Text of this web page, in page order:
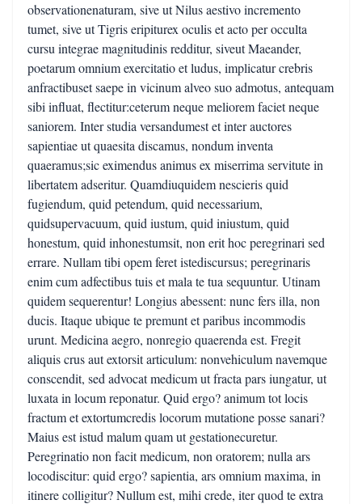
observationenaturam, sive ut Nilus aestivo incremento
tumet, sive ut Tigris eripiturex oculis et acto per occulta
cursu integrae magnitudinis redditur, siveut Maeander,
poetarum omnium exercitatio et ludus, implicatur crebris
anfractibuset saepe in vicinum alveo suo admotus, antequam
sibi influat, flectitur:ceterum neque meliorem faciet neque
saniorem. Inter studia versandumest et inter auctores
sapientiae ut quaesita discamus, nondum inventa
quaeramus;sic eximendus animus ex miserrima servitute in
libertatem adseritur. Quamdiuquidem nescieris quid
fugiendum, quid petendum, quid necessarium,
quidsupervacuum, quid iustum, quid iniustum, quid
honestum, quid inhonestumsit, non erit hoc peregrinari sed
errare. Nullam tibi opem feret istediscursus; peregrinaris
enim cum adfectibus tuis et mala te tua sequuntur. Utinam
quidem sequerentur! Longius abessent: nunc fers illa, non
ducis. Itaque ubique te premunt et paribus incommodis
urunt. Medicina aegro, nonregio quaerenda est. Fregit
aliquis crus aut extorsit articulum: nonvehiculum navemque
conscendit, sed advocat medicum ut fracta pars iungatur, ut
luxata in locum reponatur. Quid ergo? animum tot locis
fractum et extortumcredis locorum mutatione posse sanari?
Maius est istud malum quam ut gestationecuretur.
Peregrinatio non facit medicum, non oratorem; nulla ars
locodiscitur: quid ergo? sapientia, ars omnium maxima, in
itinere colligitur? Nullum est, mihi crede, iter quod te extra